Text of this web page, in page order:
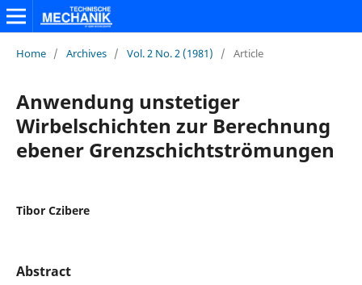
Home / Archives / Vol. 2 No. 2 (1981) / Article
Anwendung unstetiger
Wirbelschichten zur Berechnung
ebener Grenzschichtströmungen
Tibor Czibere
Abstract